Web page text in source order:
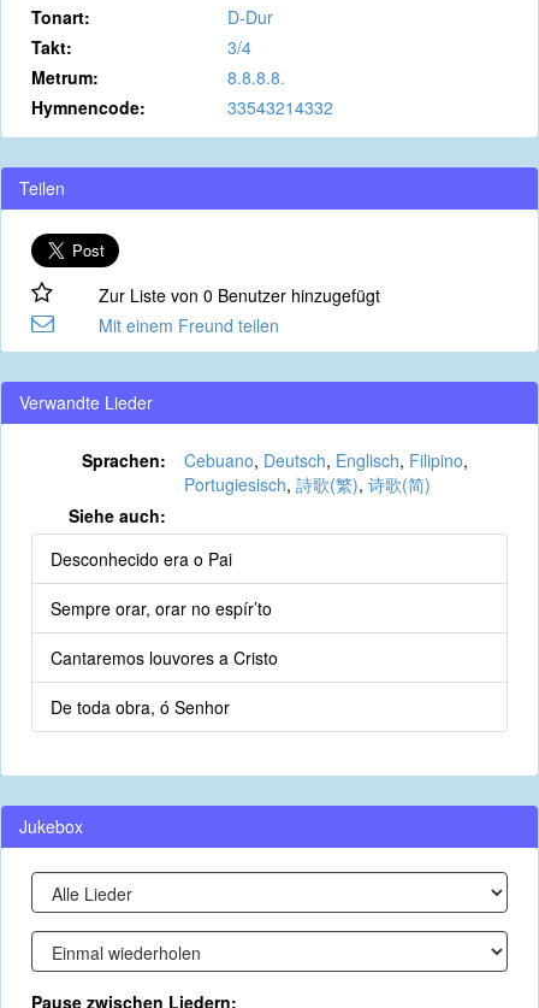
Tonart:
D-Dur
Takt:
3/4
Metrum:
8.8.8.8.
Hymnencode:
33543214332
Teilen
Zur Liste von 0 Benutzer hinzugefügt
Mit einem Freund teilen
Verwandte Lieder
Sprachen: Cebuano, Deutsch, Englisch, Filipino,
Portugiesisch, 詩歌(繁), 诗歌(简)
Siehe auch:
Desconhecido era o Pai
Sempre orar, orar no espír’to
Cantaremos louvores a Cristo
De toda obra, ó Senhor
Jukebox
Pause zwischen Liedern: